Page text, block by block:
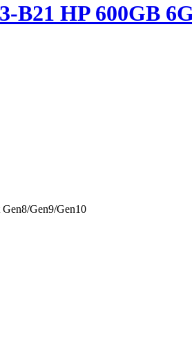
B21 HP 600GB
Gen9/Gen10